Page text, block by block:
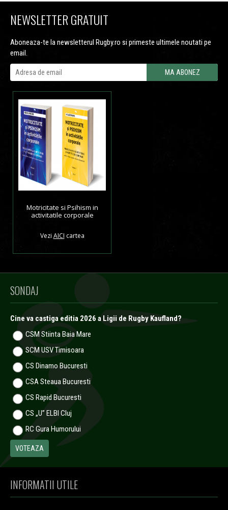
NEWSLETTER GRATUIT
Aboneaza-te la newsletterul Rugby.ro si primeste ultimele noutati pe
email.
Motricitate si Psihism in
activitatile corporale
Vezi AICI cartea
SONDAJ
Cine va castiga editia 2026 a Ligii de Rugby Kaufland?
CSM Stiinta Baia Mare
SCM USV Timisoara
CS Dinamo Bucuresti
CSA Steaua Bucuresti
CS Rapid Bucuresti
CS „U” ELBI Cluj
RC Gura Humorului
INFORMATII UTILE